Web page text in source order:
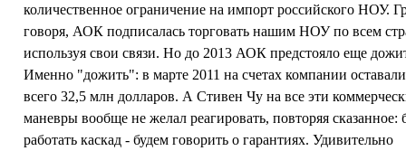
количественное ограничение на импорт российского НОУ.
говоря, АОК подписалась торговать нашим НОУ по всем
используя свои связи. Но до 2013 АОК предстояло еще
Именно "дожить": в марте 2011 на счетах компании
всего 32,5 млн долларов. А Стивен Чу на все эти
маневры вообще не желал реагировать, повторяя сказанное:
работать каскад - будем говорить о гарантиях. Удивительно